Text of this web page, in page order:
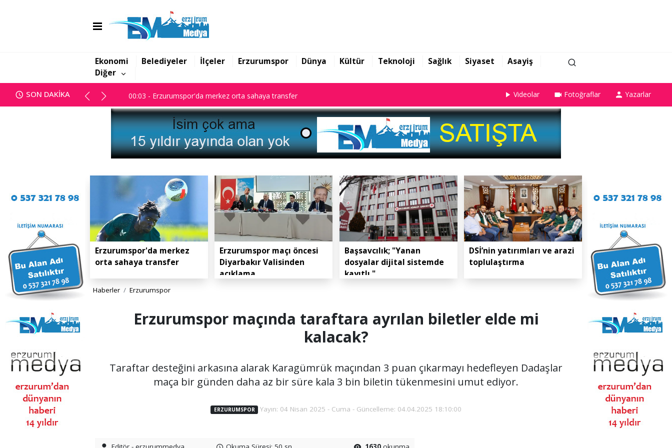
Ekonomi Belediyeler İlçeler Erzurumspor Dünya Kültür Teknoloji Sağlık Siyaset
Asayiş
Diğer
SON DAKİKA
00:03 - Erzurumspor'da merkez orta sahaya transfer
00:03 - Erzurumspor'da merkez orta sahaya transfer Videolar Fotoğraflar Yazarlar
Erzurumspor'da merkez
orta sahaya transfer
Erzurumspor maçı öncesi
Diyarbakır Valisinden
açıklama
Başsavcılık; "Yanan
dosyalar dijital sistemde
kayıtlı."
DSİ’nin yatırımları ve arazi
toplulaştırma
Haberler Erzurumspor
Erzurumspor maçında taraftara ayrılan biletler elde mi
kalacak?
Taraftar desteğini arkasına alarak Karagümrük maçından 3 puan çıkarmayı hedefleyen Dadaşlar
maça bir günden daha az bir süre kala 3 bin biletin tükenmesini umut ediyor.
ERZURUMSPOR Yayın: 04 Nisan 2025 - Cuma - Güncelleme: 04.04.2025 18:10:00